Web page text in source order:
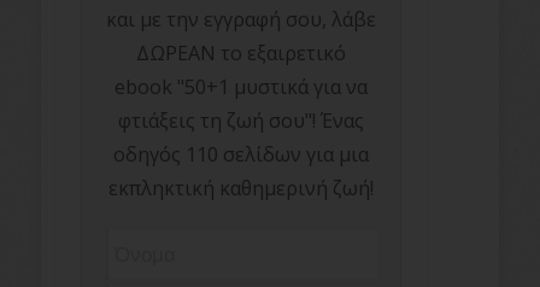
και με την εγγραφή σου, λάβε
ΔΩΡΕΑΝ το εξαιρετικό
ebook "50+1 μυστικά για να
φτιάξεις τη ζωή σου"! Ένας
οδηγός 110 σελίδων για μια
εκπληκτική καθημερινή ζωή!